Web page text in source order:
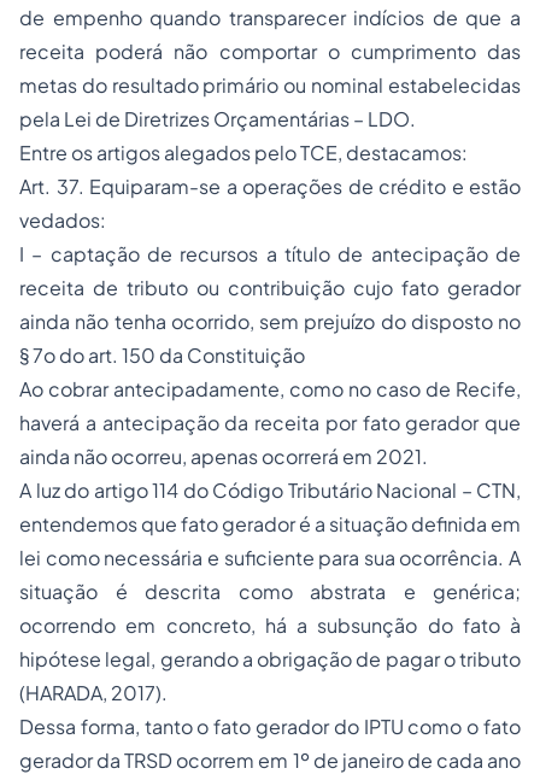
de empenho quando transparecer indícios de que a
receita poderá não comportar o cumprimento das
metas do resultado primário ou nominal estabelecidas
pela Lei de Diretrizes Orçamentárias – LDO.
Entre os artigos alegados pelo TCE, destacamos:
Art. 37. Equiparam-se a operações de crédito e estão
vedados:
I – captação de recursos a título de antecipação de
receita de tributo ou contribuição cujo fato gerador
ainda não tenha ocorrido, sem prejuízo do disposto no
§ 7o do art. 150 da Constituição
Ao cobrar antecipadamente, como no caso de Recife,
haverá a antecipação da receita por fato gerador que
ainda não ocorreu, apenas ocorrerá em 2021.
A luz do artigo 114 do Código Tributário Nacional – CTN,
entendemos que fato gerador é a situação definida em
lei como necessária e suficiente para sua ocorrência. A
situação é descrita como abstrata e genérica;
ocorrendo em concreto, há a subsunção do fato à
hipótese legal, gerando a obrigação de pagar o tributo
(HARADA, 2017).
Dessa forma, tanto o fato gerador do IPTU como o fato
gerador da TRSD ocorrem em 1º de janeiro de cada ano